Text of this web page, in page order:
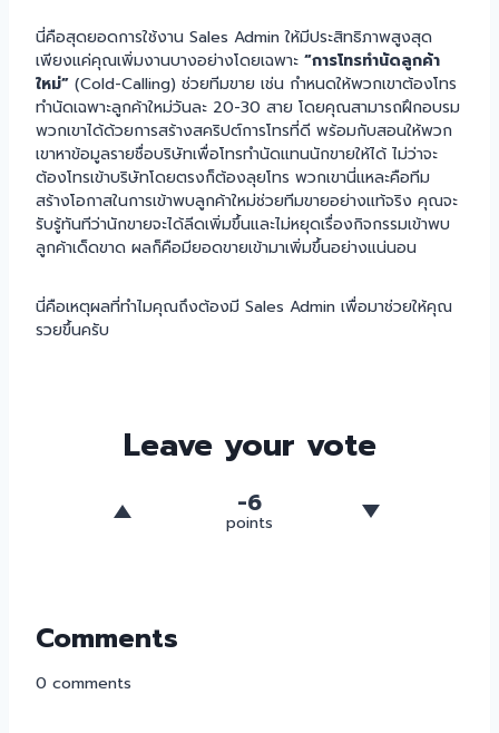
นี่คือสุดยอดการใช้งาน Sales Admin ให้มีประสิทธิภาพสูงสุด
เพียงแค่คุณเพิ่มงานบางอย่างโดยเฉพาะ “การโทรทำนัดลูกค้า
ใหม่” (Cold-Calling) ช่วยทีมขาย เช่น กำหนดให้พวกเขาต้องโทร
ทำนัดเฉพาะลูกค้าใหม่วันละ 20-30 สาย โดยคุณสามารถฝึกอบรม
พวกเขาได้ด้วยการสร้างสคริปต์การโทรที่ดี พร้อมกับสอนให้พวก
เขาหาข้อมูลรายชื่อบริษัทเพื่อโทรทำนัดแทนนักขายให้ได้ ไม่ว่าจะ
ต้องโทรเข้าบริษัทโดยตรงก็ต้องลุยโทร พวกเขานี่แหละคือทีม
สร้างโอกาสในการเข้าพบลูกค้าใหม่ช่วยทีมขายอย่างแท้จริง คุณจะ
รับรู้ทันทีว่านักขายจะได้ลีดเพิ่มขึ้นและไม่หยุดเรื่องกิจกรรมเข้าพบ
ลูกค้าเด็ดขาด ผลก็คือมียอดขายเข้ามาเพิ่มขึ้นอย่างแน่นอน
นี่คือเหตุผลที่ทำไมคุณถึงต้องมี Sales Admin เพื่อมาช่วยให้คุณ
รวยขึ้นครับ
Leave your vote
-6
points
Comments
0 comments